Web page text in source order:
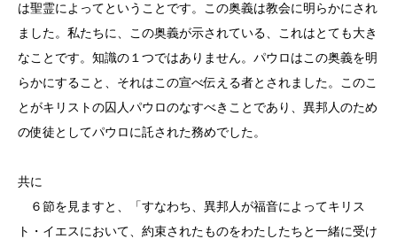
は聖霊によってということです。この奥義は教会に明らかにされ
ました。私たちに、この奥義が示されている、これはとても大き
なことです。知識の１つではありません。パウロはこの奥義を明
らかにすること、それはこの宣べ伝える者とされました。このこ
とがキリストの囚人パウロのなすべきことであり、異邦人のため
の使徒としてパウロに託された務めでした。
共に
６節を見ますと、「すなわち、異邦人が福音によってキリス
ト・イエスにおいて、約束されたものをわたしたちと一緒に受け